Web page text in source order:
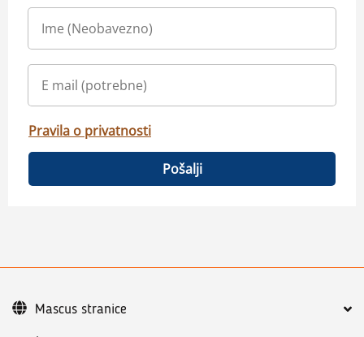
Pravila o privatnosti
Pošalji
Mascus stranice